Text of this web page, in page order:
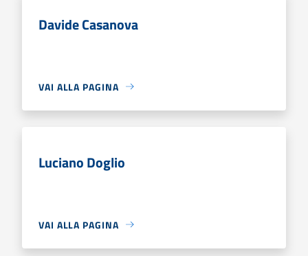
Davide Casanova
VAI ALLA PAGINA
Luciano Doglio
VAI ALLA PAGINA